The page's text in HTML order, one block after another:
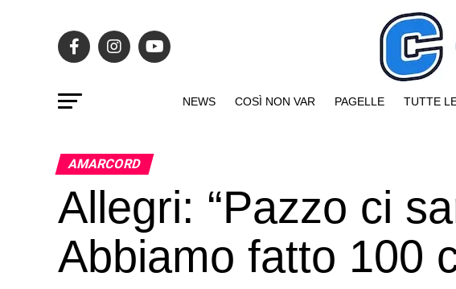
NEWS COSÌ NON VAR PAGELLE TUTTE
AMARCORD
Allegri: “Pazzo ci
Abbiamo fatto 100